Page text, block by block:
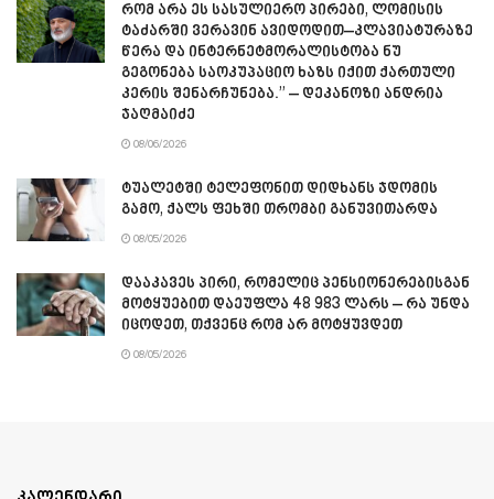
რომ არა ეს სასულიერო პირები, ლომისის
ტაძარში ვერავინ ავიდოდით–კლავიატურაზე
წერა და ინტერნეტმორალისტობა ნუ
გეგონება საოკუპაციო ხაზს იქით ქართული
კერის შენარჩუნება.” – დეკანოზი ანდრია
ჯაღმაიძე
08/06/2026
ტუალეტში ტელეფონით დიდხანს ჯდომის
გამო, ქალს ფეხში თრომბი განუვითარდა
08/05/2026
დააკავეს პირი, რომელიც პენსიონერებისგან
მოტყუებით დაეუფლა 48 983 ლარს – რა უნდა
იცოდეთ, თქვენც რომ არ მოტყუვდეთ
08/05/2026